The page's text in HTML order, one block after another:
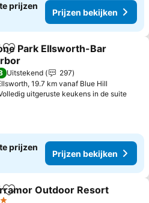
prijzen
Prijzen bekijken
Toevoegen aan favorieten
Park Ellsworth-Bar
bekijken
Uitstekend
297
19.7 km vanaf Blue Hill
uitgeruste keukens in de suite
prijzen
Prijzen bekijken
Toevoegen aan favorieten
Outdoor Resort